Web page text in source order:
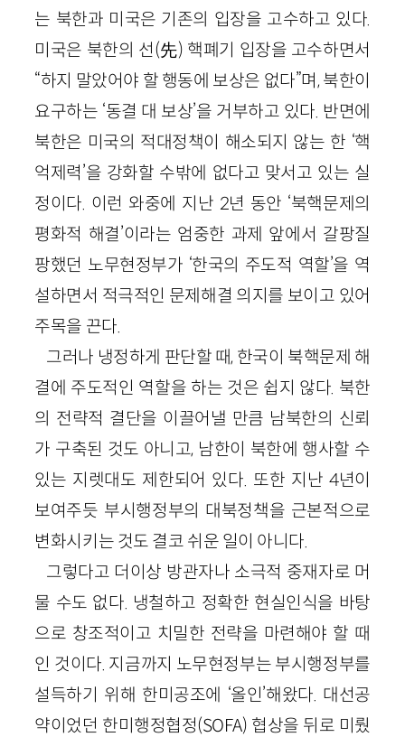
는 북한과 미국은 기존의 입장을 고수하고 있다.
미국은 북한의 선(先) 핵폐기 입장을 고수하면서
“하지 말았어야 할 행동에 보상은 없다”며, 북한이
요구하는 ‘동결 대 보상’을 거부하고 있다. 반면에
북한은 미국의 적대정책이 해소되지 않는 한 ‘핵
억제력’을 강화할 수밖에 없다고 맞서고 있는 실
정이다. 이런 와중에 지난 2년 동안 ‘북핵문제의
평화적 해결’이라는 엄중한 과제 앞에서 갈팡질
팡했던 노무현정부가 ‘한국의 주도적 역할’을 역
설하면서 적극적인 문제해결 의지를 보이고 있어
주목을 끈다.
그러나 냉정하게 판단할 때, 한국이 북핵문제 해
결에 주도적인 역할을 하는 것은 쉽지 않다. 북한
의 전략적 결단을 이끌어낼 만큼 남북한의 신뢰
가 구축된 것도 아니고, 남한이 북한에 행사할 수
있는 지렛대도 제한되어 있다. 또한 지난 4년이
보여주듯 부시행정부의 대북정책을 근본적으로
변화시키는 것도 결코 쉬운 일이 아니다.
그렇다고 더이상 방관자나 소극적 중재자로 머
물 수도 없다. 냉철하고 정확한 현실인식을 바탕
으로 창조적이고 치밀한 전략을 마련해야 할 때
인 것이다. 지금까지 노무현정부는 부시행정부를
설득하기 위해 한미공조에 ‘올인’해왔다. 대선공
약이었던 한미행정협정(SOFA) 협상을 뒤로 미뤘